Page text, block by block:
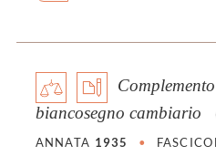
biancosegno cambiario
ANNATA 1935 •